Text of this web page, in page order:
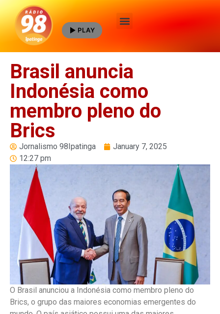
PLAY
Brasil anuncia
Indonésia como
membro pleno do
Brics
Jornalismo 98Ipatinga
January 7, 2025
12:27 pm
O Brasil anunciou a Indonésia como membro pleno do
Brics, o grupo das maiores economias emergentes do